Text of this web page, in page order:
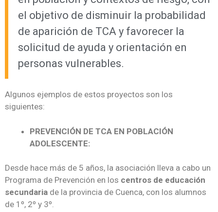
el objetivo de disminuir la probabilidad
de aparición de TCA y favorecer la
solicitud de ayuda y orientación en
personas vulnerables.
Algunos ejemplos de estos proyectos son los
siguientes:
PREVENCIÓN DE TCA EN POBLACIÓN
ADOLESCENTE:
Desde hace más de 5 años, la asociación lleva a cabo un
Programa de Prevención en los centros de educación
secundaria de la provincia de Cuenca, con los alumnos
de 1º, 2º y 3º.